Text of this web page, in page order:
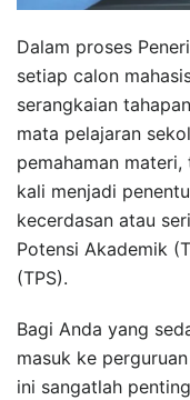
Dalam proses
setiap calon
serangkaian
mata pelajaran
pemahaman
kali menjadi
kecerdasan atau
Potensi Akademik
(TPS).
Bagi Anda yang
masuk ke
ini sangatlah